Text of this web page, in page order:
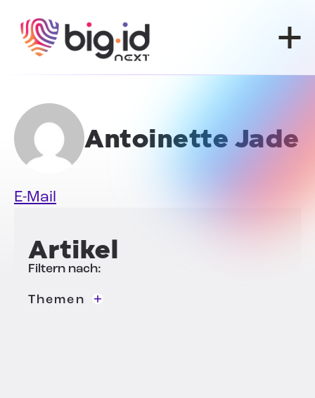
Antoinette Jade
E-Mail
Artikel
Filtern nach:
Themen